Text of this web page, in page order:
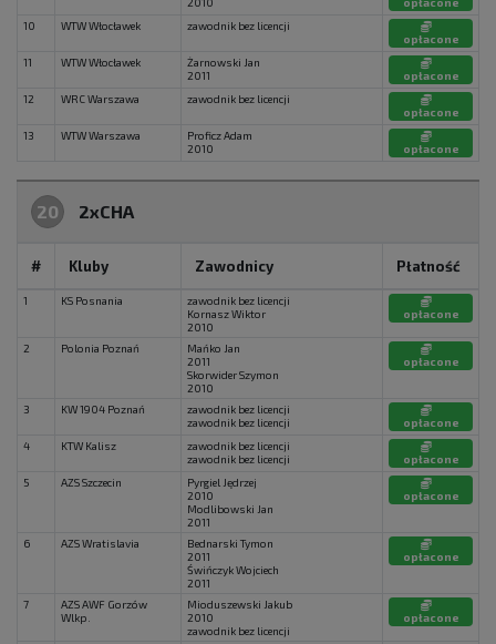
10
WTW Włocławek
zawodnik bez licencji
opłacone
11
WTW Włocławek
Żarnowski Jan
2011
opłacone
12
WRC Warszawa
zawodnik bez licencji
opłacone
13
WTW Warszawa
Proficz Adam
2010
opłacone
20 2xCHA
# Kluby Zawodnicy Płatność
1 KS Posnania
zawodnik bez licencji
Kornasz Wiktor
2010
opłacone
2 Polonia Poznań
Mańko Jan
2011
Skorwider Szymon
2010
opłacone
3 KW 1904 Poznań
zawodnik bez licencji
zawodnik bez licencji
opłacone
4
KTW Kalisz
zawodnik bez licencji
zawodnik bez licencji
opłacone
5
AZS Szczecin
Pyrgiel Jędrzej
2010
Modlibowski Jan
2011
opłacone
6 AZS Wratislavia
Bednarski Tymon
2011
Świńczyk Wojciech
2011
opłacone
7
AZS AWF Gorzów
Wlkp.
Mioduszewski Jakub
2010
zawodnik bez licencji
opłacone